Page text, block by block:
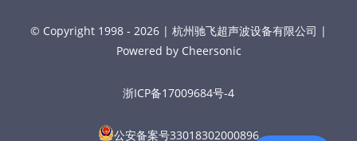
© Copyright 1998 - 2026 | 杭州驰飞超声波设备有限公司 |
Powered by Cheersonic
浙ICP备17009684号-4
公安备案号33018302000896